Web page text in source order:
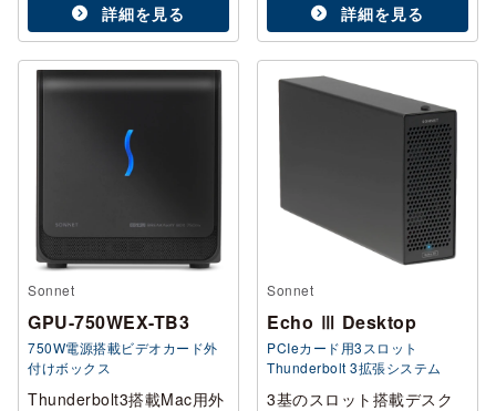
詳細を見る 詳細を見る
Sonnet
GPU-750WEX-TB3
750W電源搭載ビデオカード外
付けボックス
Thunderbolt3搭載Mac用外
Sonnet
Echo Ⅲ Desktop
PCIeカード用3スロット
Thunderbolt 3拡張システム
3基のスロット搭載デスク